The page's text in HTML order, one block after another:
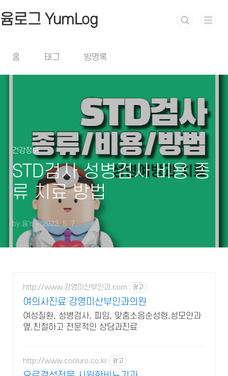
윰로그 YumLog
홈 태그 방명록
건강정보
STD검사 성병검사 비용 종
류 치료 방법
by 윰's 2023. 5. 7.
http://www.강영미산부인과.com 광고
여의사진료 강영미산부인과의원
여성질환, 성병검사, 피임, 맞춤소음순성형,성모안과
옆,친절하고 전문적인 상담과진료
http://www.cooluro.co.kr 광고